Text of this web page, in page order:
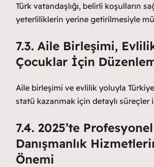
Türk vatandaşlığı, belirli koşulların
yeterliliklerin yerine getirilmesiyle
7.3. Aile Birleşimi,
Çocuklar İçin
Aile birleşimi ve evlilik yoluyla
statü kazanmak için detaylı süreçler
7.4. 2025’te Profesyonel
Danışmanlık
Önemi